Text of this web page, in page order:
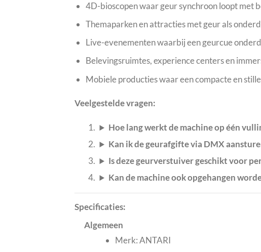
4D-bioscopen waar geur synchroon loopt met
Themaparken en attracties met geur als
Live-evenementen waarbij een geurcue
Belevingsruimtes, experience centers en
Mobiele producties waar een compacte en
Veelgestelde vragen:
Hoe lang werkt de machine op één
Kan ik de geurafgifte via DMX
Is deze geurverstuiver geschikt voor
Kan de machine ook opgehangen
Specificaties:
Algemeen
Merk: ANTARI